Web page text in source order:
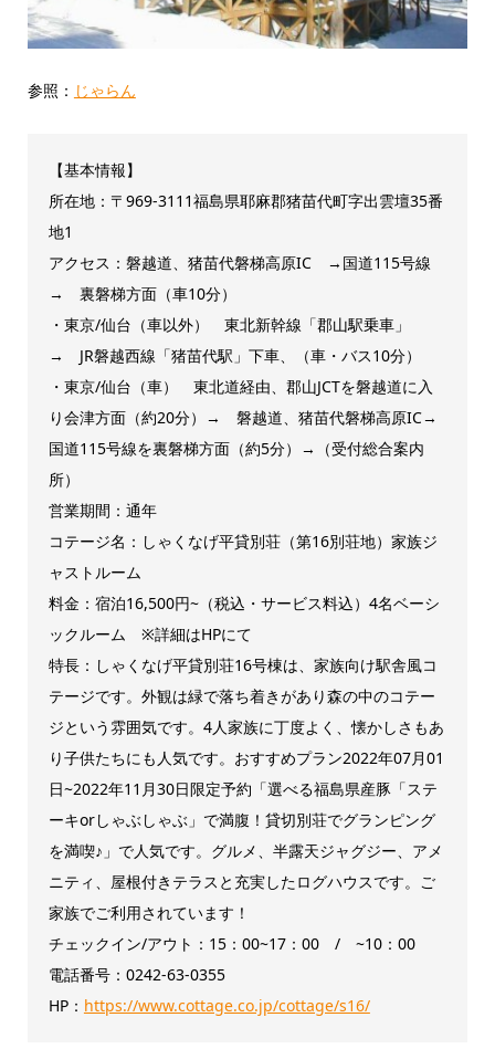
参照： じゃらん
【基本情報】
所在地：〒969-3111福島県耶麻郡猪苗代町字出雲壇35番
地1
アクセス：磐越道、猪苗代磐梯高原IC →国道115号線
→ 裏磐梯方面（車10分）
・東京/仙台（車以外） 東北新幹線「郡山駅乗車」
→ JR磐越西線「猪苗代駅」下車、（車・バス10分）
・東京/仙台（車） 東北道経由、郡山JCTを磐越道に入
り会津方面（約20分）→ 磐越道、猪苗代磐梯高原IC→
国道115号線を裏磐梯方面（約5分）→（受付総合案内
所）
営業期間：通年
コテージ名：しゃくなげ平貸別荘（第16別荘地）家族ジ
ャストルーム
料金：宿泊16,500円~（税込・サービス料込）4名ベーシ
ックルーム ※詳細はHPにて
特長：しゃくなげ平貸別荘16号棟は、家族向け駅舎風コ
テージです。外観は緑で落ち着きがあり森の中のコテー
ジという雰囲気です。4人家族に丁度よく、懐かしさもあ
り子供たちにも人気です。おすすめプラン2022年07月01
日~2022年11月30日限定予約「選べる福島県産豚「ステ
ーキorしゃぶしゃぶ」で満腹！貸切別荘でグランピング
を満喫♪」で人気です。グルメ、半露天ジャグジー、アメ
ニティ、屋根付きテラスと充実したログハウスです。ご
家族でご利用されています！
チェックイン/アウト：15：00~17：00 / ~10：00
電話番号：0242-63-0355
HP： https://www.cottage.co.jp/cottage/s16/